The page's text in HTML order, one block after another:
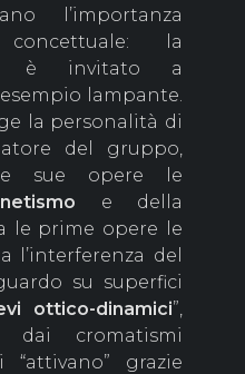
l’importanza
concettuale: la
è invitato a
lampante.
la personalità di
del gruppo,
sue opere le
e della
le prime opere le
l’interferenza del
su superfici
ottico-dinamici”,
dai cromatismi
grazie